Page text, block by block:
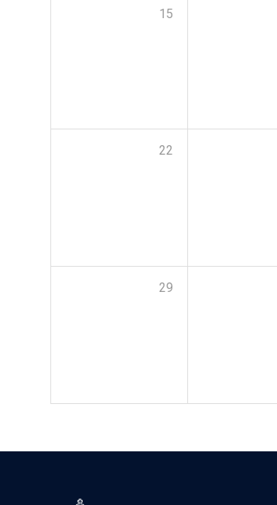
15
22
29